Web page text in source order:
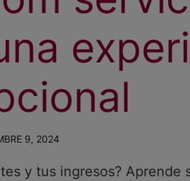
9, 2024
y tus ingresos? Aprende